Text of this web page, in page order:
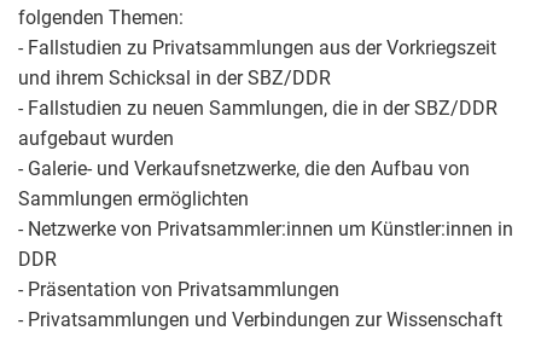
folgenden Themen:
- Fallstudien zu Privatsammlungen aus der Vorkriegszeit
und ihrem Schicksal in der SBZ/DDR
- Fallstudien zu neuen Sammlungen, die in der SBZ/DDR
aufgebaut wurden
- Galerie- und Verkaufsnetzwerke, die den Aufbau von
Sammlungen ermöglichten
- Netzwerke von Privatsammler:innen um Künstler:innen in
DDR
- Präsentation von Privatsammlungen
- Privatsammlungen und Verbindungen zur Wissenschaft